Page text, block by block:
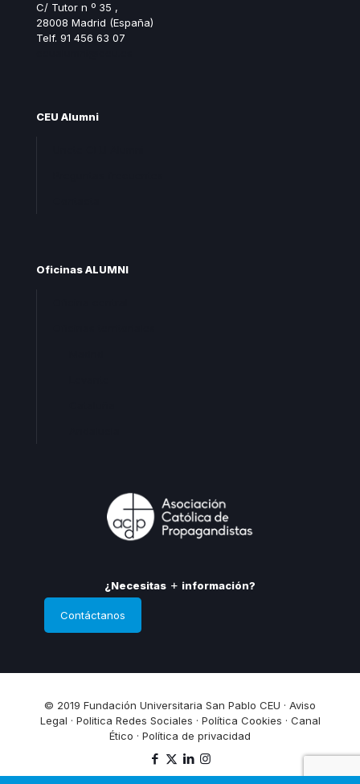
C/ Tutor n º 35 ,
28008 Madrid (España)
Telf. 91 456 63 07
CEU Alumni
Oficinas ALUMNI
¿Necesitas información?
Contáctanos
© 2019 Fundación Universitaria San Pablo CEU · Aviso
Legal · Politica Redes Sociales · Política Cookies · Canal
Ético · Política de privacidad